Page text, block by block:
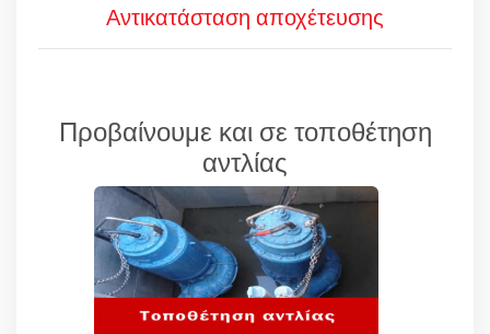
Αντικατάσταση αποχέτευσης
Προβαίνουμε και σε τοποθέτηση
αντλίας